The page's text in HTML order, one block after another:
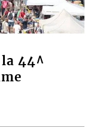
44^